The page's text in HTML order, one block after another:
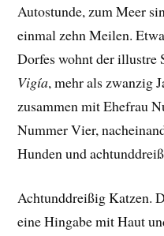
Autostunde, zum Meer
einmal zehn Meilen.
Dorfes wohnt der illustre
Vigía, mehr als zwanzig
zusammen mit Ehefrau
Nummer Vier,
Hunden und
Achtunddreißig Katzen.
eine Hingabe mit Haut